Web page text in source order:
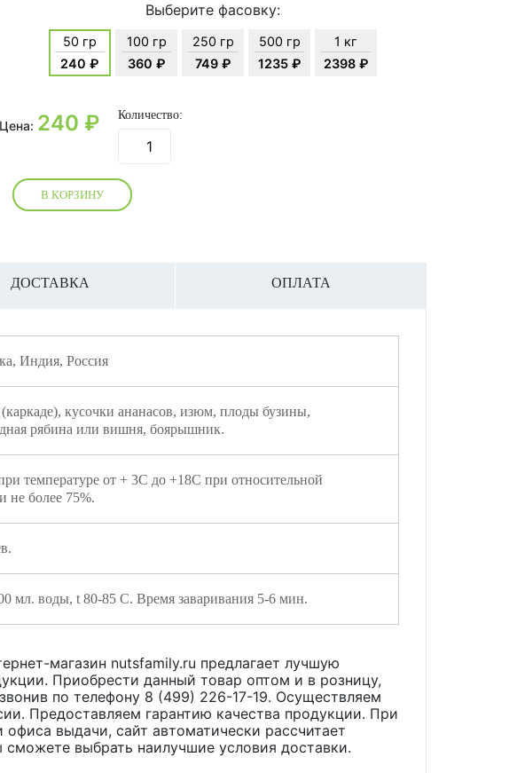
Выберите фасовку:
50 гр
240 ₽
100 гр
360 ₽
250 гр
749 ₽
500 гр
1235 ₽
1 кг
2398 ₽
Цена: 240 ₽ Количество:
В КОРЗИНУ
ДОСТАВКА ОПЛАТА
Индия, Россия
кусочки ананасов, изюм, плоды бузины,
рябина или вишня, боярышник.
температуре от + 3С до +18С при относительной
не более 75%.
мл. воды, t 80-85 C. Время заваривания 5-6 мин.
магазин nutsfamily.ru предлагает лучшую
Приобрести данный товар оптом и в розницу,
по телефону 8 (499) 226-17-19. Осуществляем
Предоставляем гарантию качества продукции. При
выдачи, сайт автоматически рассчитает
выбрать наилучшие условия доставки.